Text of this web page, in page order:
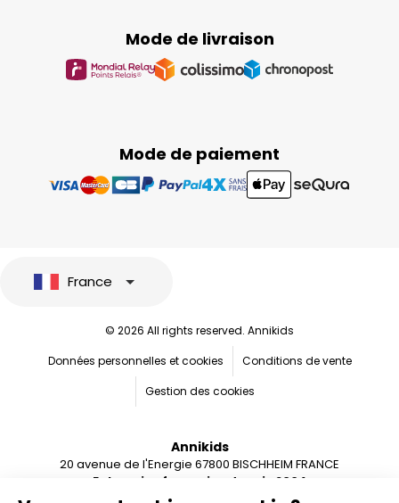
Mode de paiement
Mode de livraison
France
© 2026 All rights reserved. Annikids
Données personnelles et cookies
Conditions de vente
Gestion des cookies
Annikids
20 avenue de l'Energie 67800 BISCHHEIM FRANCE
Entreprise française depuis 2004